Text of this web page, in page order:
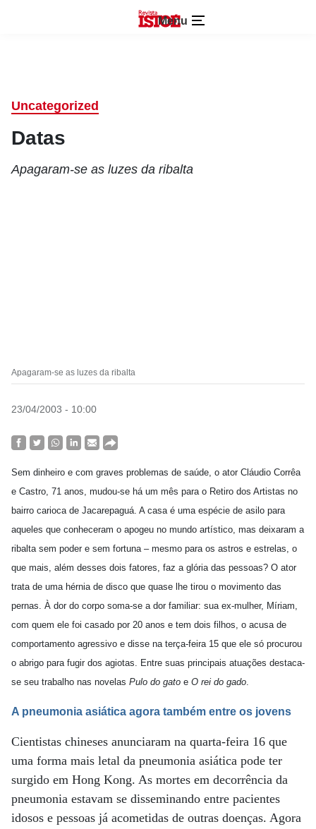
Menu
Uncategorized
Datas
Apagaram-se as luzes da ribalta
Apagaram-se as luzes da ribalta
23/04/2003 - 10:00
Sem dinheiro e com graves problemas de saúde, o ator Cláudio Corrêa
e Castro, 71 anos, mudou-se há um mês para o Retiro dos Artistas no
bairro carioca de Jacarepaguá. A casa é uma espécie de asilo para
aqueles que conheceram o apogeu no mundo artístico, mas deixaram a
ribalta sem poder e sem fortuna – mesmo para os astros e estrelas, o
que mais, além desses dois fatores, faz a glória das pessoas? O ator
trata de uma hérnia de disco que quase lhe tirou o movimento das
pernas. À dor do corpo soma-se a dor familiar: sua ex-mulher, Míriam,
com quem ele foi casado por 20 anos e tem dois filhos, o acusa de
comportamento agressivo e disse na terça-feira 15 que ele só procurou
o abrigo para fugir dos agiotas. Entre suas principais atuações destaca-
se seu trabalho nas novelas Pulo do gato e O rei do gado.
A pneumonia asiática agora também entre os jovens
Cientistas chineses anunciaram na quarta-feira 16 que
uma forma mais letal da pneumonia asiática pode ter
surgido em Hong Kong. As mortes em decorrência da
pneumonia estavam se disseminando entre pacientes
idosos e pessoas já acometidas de outras doenças. Agora